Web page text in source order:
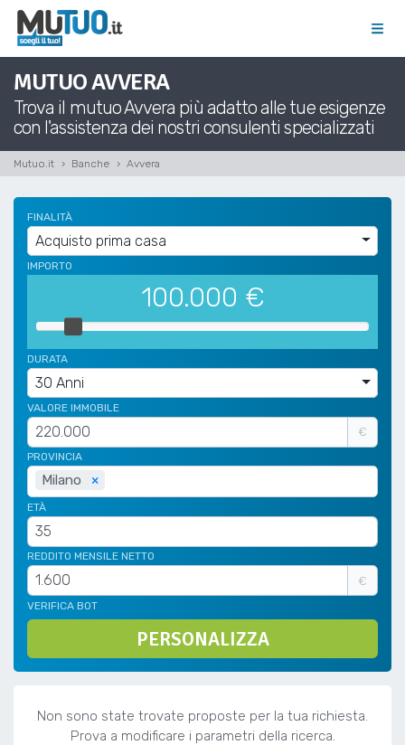
MUTUO AVVERA
Trova il mutuo Avvera più adatto alle tue esigenze
con l'assistenza dei nostri consulenti specializzati
Mutuo.it Banche Avvera
FINALITÀ
Acquisto prima casa
IMPORTO
100.000 €
DURATA
30 Anni
VALORE IMMOBILE
€
PROVINCIA
Milano ×
ETÀ
REDDITO MENSILE NETTO
€
VERIFICA BOT
PERSONALIZZA
Non sono state trovate proposte per la tua richiesta.
Prova a modificare i parametri della ricerca.